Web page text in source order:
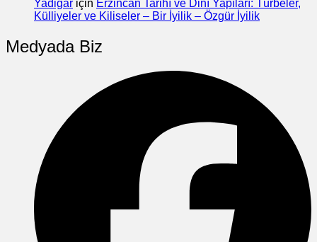
Yadigâr için Erzincan Tarihî ve Dinî Yapıları: Türbeler,
Külliyeler ve Kiliseler – Bir İyilik – Özgür İyilik
Medyada Biz